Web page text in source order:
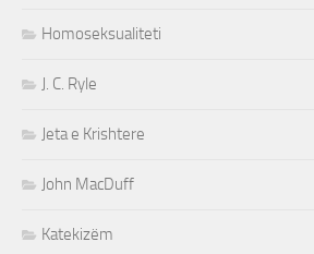
Homoseksualiteti
J. C. Ryle
Jeta e Krishtere
John MacDuff
Katekizëm